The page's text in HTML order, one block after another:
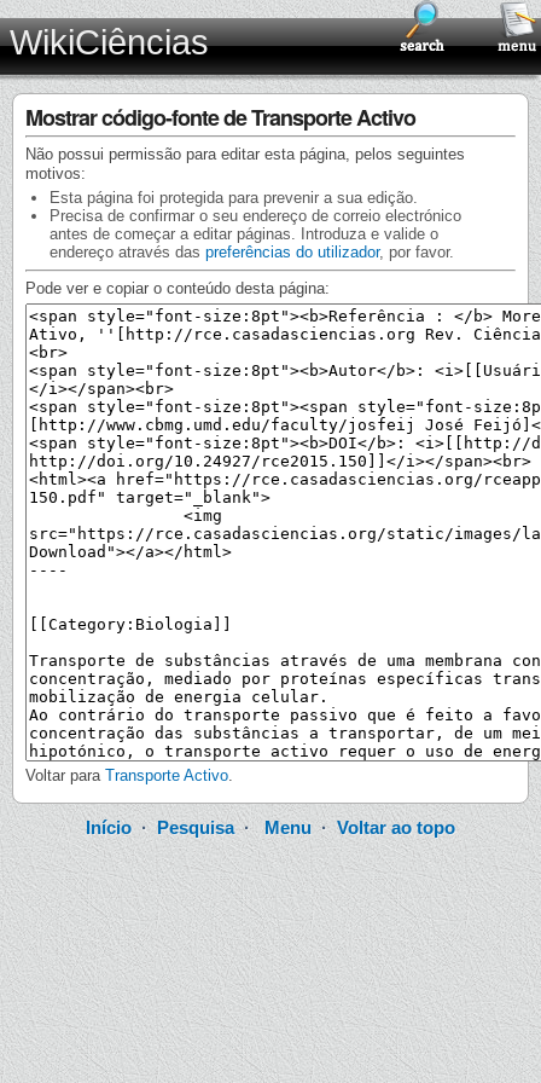
WikiCiências
Mostrar código-fonte de Transporte Activo
Não possui permissão para editar esta página, pelos seguintes
motivos:
Esta página foi protegida para prevenir a sua edição.
Precisa de confirmar o seu endereço de correio electrónico
antes de começar a editar páginas. Introduza e valide o
endereço através das preferências do utilizador, por favor.
Pode ver e copiar o conteúdo desta página:
Voltar para Transporte Activo.
Início·Pesquisa·Menu ·Voltar ao topo